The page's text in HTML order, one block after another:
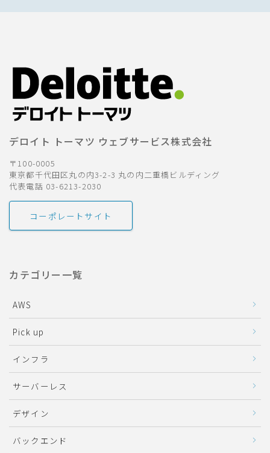
デロイト トーマツ ウェブサービス株式会社
〒100-0005
東京都千代田区丸の内3-2-3 丸の内二重橋ビルディング
代表電話 03-6213-2030
コーポレートサイト
カテゴリー一覧
AWS
Pick up
インフラ
サーバーレス
デザイン
バックエンド